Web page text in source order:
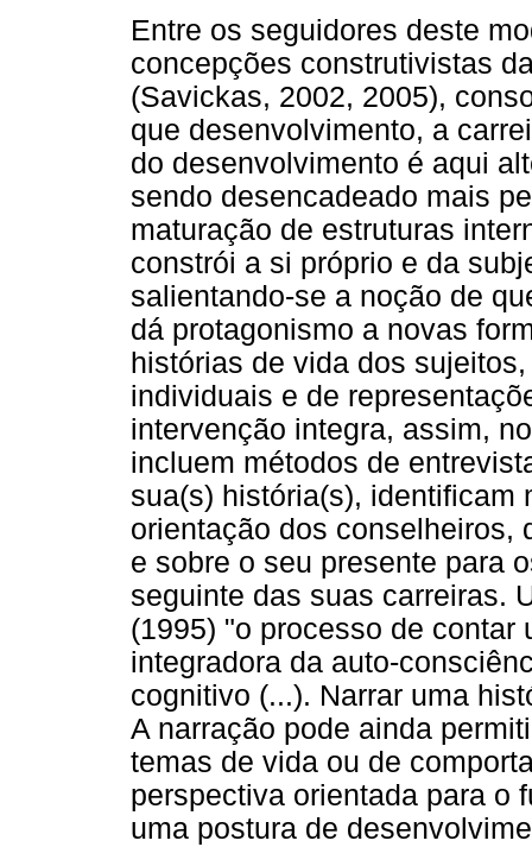
Entre os seguidores deste
concepções construtivistas
(Savickas, 2002, 2005),
que desenvolvimento, a
do desenvolvimento é aqui
sendo desencadeado mais
maturação de estruturas
constrói a si próprio e da
salientando-se a noção de
dá protagonismo a novas
histórias de vida dos
individuais e de
intervenção integra, assim,
incluem métodos de
sua(s) história(s), identificam
orientação dos conselheiros,
e sobre o seu presente para
seguinte das suas carreiras.
(1995) "o processo de contar
integradora da auto-
cognitivo (...). Narrar uma
A narração pode ainda
temas de vida ou de
perspectiva orientada para o
uma postura de